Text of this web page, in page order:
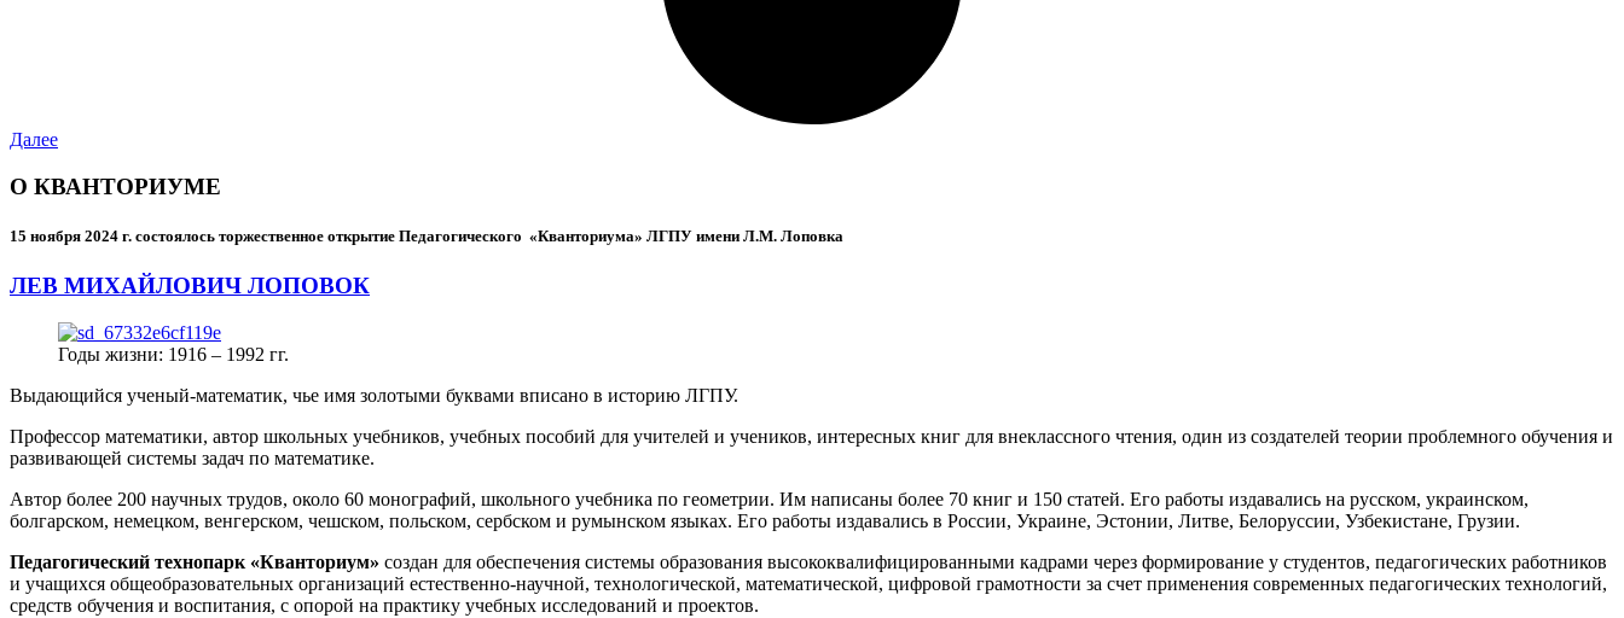
Далее
О КВАНТОРИУМЕ
15 ноября 2024 г. состоялось торжественное открытие Педагогического «Кванториума» ЛГПУ имени Л.М. Лоповка
ЛЕВ МИХАЙЛОВИЧ ЛОПОВОК
Годы жизни: 1916 – 1992 гг.
Выдающийся ученый-математик, чье имя золотыми буквами вписано в историю ЛГПУ.
Профессор математики, автор школьных учебников, учебных пособий для учителей и учеников, интересных книг для внеклассного чтения, один из создателей теории проблемного обучения и
развивающей системы задач по математике.
Автор более 200 научных трудов, около 60 монографий, школьного учебника по геометрии. Им написаны более 70 книг и 150 статей. Его работы издавались на русском, украинском,
болгарском, немецком, венгерском, чешском, польском, сербском и румынском языках. Его работы издавались в России, Украине, Эстонии, Литве, Белоруссии, Узбекистане, Грузии.
Педагогический технопарк «Кванториум» создан для обеспечения системы образования высококвалифицированными кадрами через формирование у студентов, педагогических работников
и учащихся общеобразовательных организаций естественно-научной, технологической, математической, цифровой грамотности за счет применения современных педагогических технологий,
средств обучения и воспитания, с опорой на практику учебных исследований и проектов.